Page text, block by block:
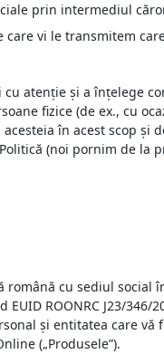
prin intermediul
vi le transmitem
atenție și a înțelege
fizice (de ex., cu
în acest scop
(noi pornim de
română cu sediul social
ROONRC J23/346/
și entitatea care
(„Produsele”).